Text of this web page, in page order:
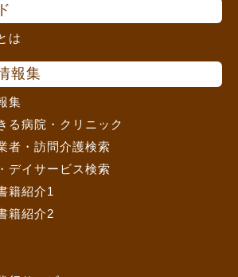
は
報集
集
る病院・クリニック
者・訪問介護検索
デイサービス検索
籍紹介1
籍紹介2